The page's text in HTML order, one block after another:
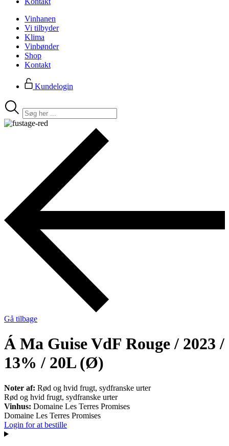
Vinhanen
Vi tilbyder
Klima
Vinbønder
Shop
Kontakt
Kundelogin
Search
...
Gå tilbage
Á Ma Guise VdF Rouge / 2023 /
13% / 20L (Ø)
Noter af: Rød og hvid frugt, sydfranske urter
Rød og hvid frugt, sydfranske urter
Vinhus: Domaine Les Terres Promises
Domaine Les Terres Promises
Login for at bestille